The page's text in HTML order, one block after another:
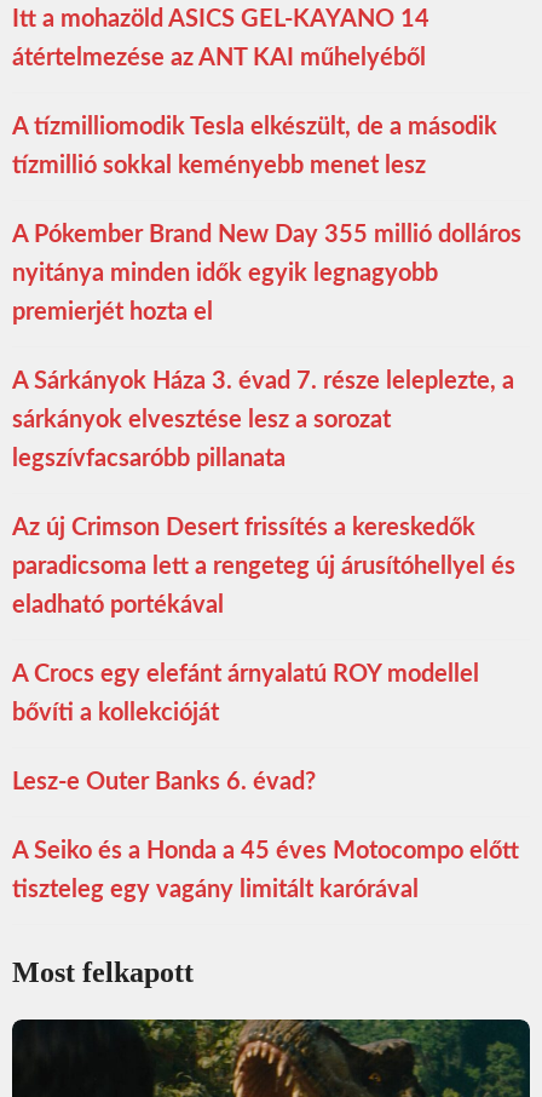
Itt a mohazöld ASICS GEL-KAYANO 14
átértelmezése az ANT KAI műhelyéből
A tízmilliomodik Tesla elkészült, de a második
tízmillió sokkal keményebb menet lesz
A Pókember Brand New Day 355 millió dolláros
nyitánya minden idők egyik legnagyobb
premierjét hozta el
A Sárkányok Háza 3. évad 7. része leleplezte, a
sárkányok elvesztése lesz a sorozat
legszívfacsaróbb pillanata
Az új Crimson Desert frissítés a kereskedők
paradicsoma lett a rengeteg új árusítóhellyel és
eladható portékával
A Crocs egy elefánt árnyalatú ROY modellel
bővíti a kollekcióját
Lesz-e Outer Banks 6. évad?
A Seiko és a Honda a 45 éves Motocompo előtt
tiszteleg egy vagány limitált karórával
Most felkapott